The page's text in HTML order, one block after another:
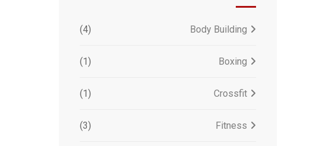
Body Building
(4)
Boxing
(1)
Crossfit
(1)
Fitness
(3)